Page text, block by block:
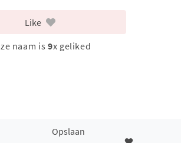
Like
naam is 9x geliked
Opslaan